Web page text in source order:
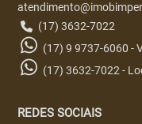
(17) 3632-7022
(17) 9 9737-6060 -
(17) 3632-7022 -
REDES SOCIAIS